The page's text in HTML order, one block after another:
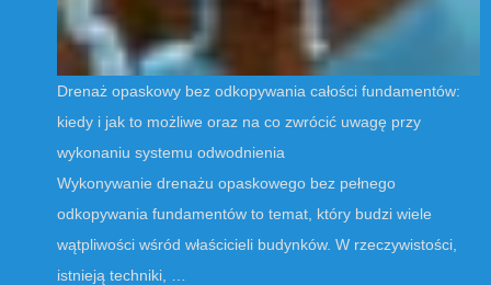
Drenaż opaskowy bez odkopywania całości fundamentów:
kiedy i jak to możliwe oraz na co zwrócić uwagę przy
wykonaniu systemu odwodnienia
Wykonywanie drenażu opaskowego bez pełnego
odkopywania fundamentów to temat, który budzi wiele
wątpliwości wśród właścicieli budynków. W rzeczywistości,
istnieją techniki, …